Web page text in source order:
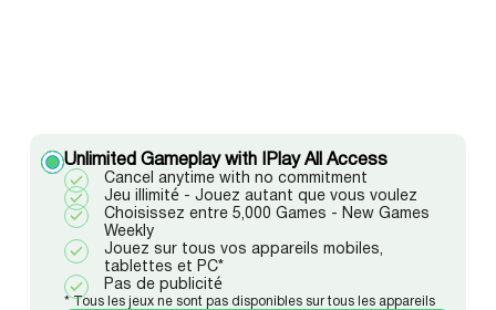
Unlimited Gameplay with IPlay All Access
Cancel anytime with no commitment
Jeu illimité - Jouez autant que vous voulez
Choisissez entre 5,000 Games - New Games
Weekly
Jouez sur tous vos appareils mobiles,
tablettes et PC*
Pas de publicité
* Tous les jeux ne sont pas disponibles sur tous les appareils